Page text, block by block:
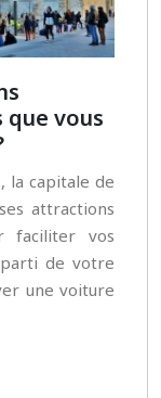
vous
la capitale de
attractions
faciliter vos
de votre
une voiture